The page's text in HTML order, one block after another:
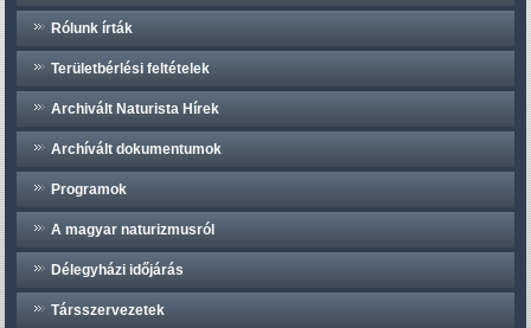
Rólunk írták
Területbérlési feltételek
Archivált Naturista Hírek
Archívált dokumentumok
Programok
A magyar naturizmusról
Délegyházi időjárás
Társszervezetek